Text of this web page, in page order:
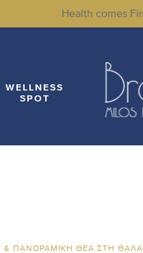
Health comes
SPOT
WELLNESS
SPOT
& ΠΑΝΟΡΑΜΙΚΉ ΘΈΑ ΣΤΗ